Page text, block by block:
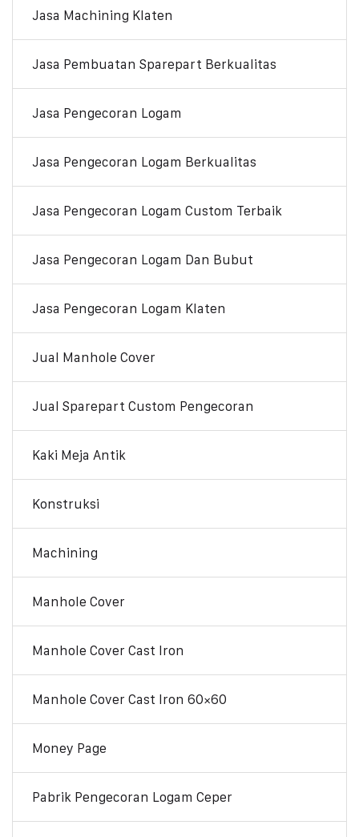
Jasa Machining Klaten
Jasa Pembuatan Sparepart Berkualitas
Jasa Pengecoran Logam
Jasa Pengecoran Logam Berkualitas
Jasa Pengecoran Logam Custom Terbaik
Jasa Pengecoran Logam Dan Bubut
Jasa Pengecoran Logam Klaten
Jual Manhole Cover
Jual Sparepart Custom Pengecoran
Kaki Meja Antik
Konstruksi
Machining
Manhole Cover
Manhole Cover Cast Iron
Manhole Cover Cast Iron 60×60
Money Page
Pabrik Pengecoran Logam Ceper